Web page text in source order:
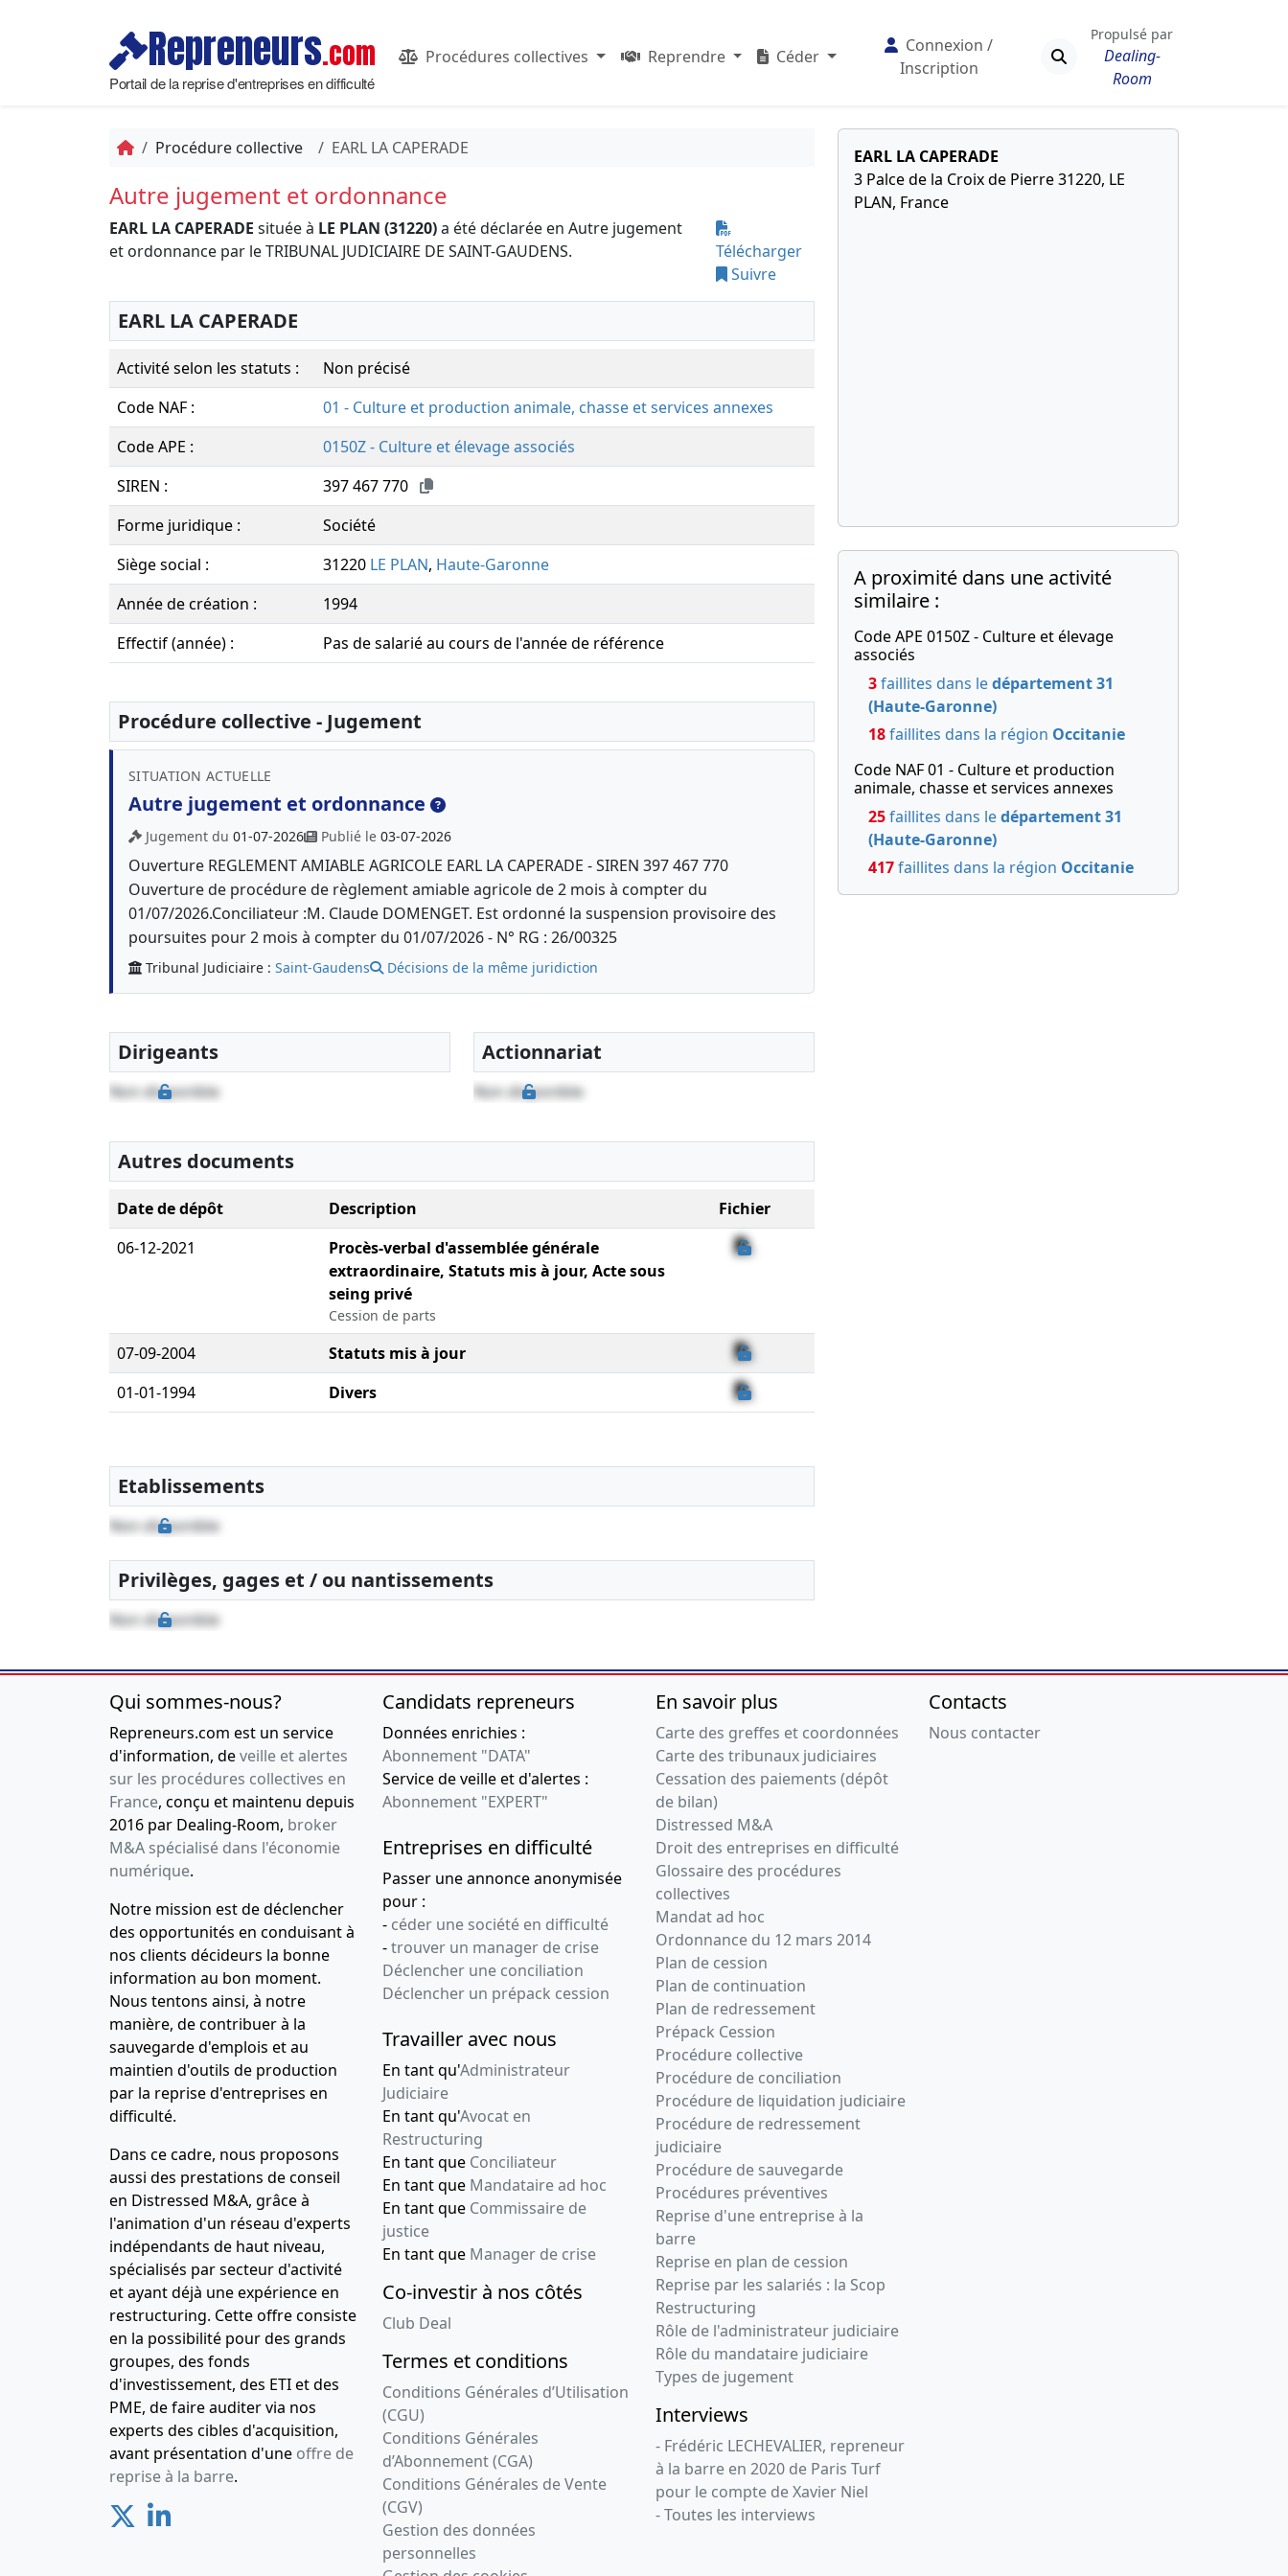
Repreneurs.com
Portail de la reprise d'entreprises en difficulté
Procédures collectives Reprendre Céder
Connexion /
Inscription
Propulsé par
Dealing-
Room
Procédure collective EARL LA CAPERADE
Autre jugement et ordonnance
EARL LA CAPERADE située à LE PLAN (31220)a été déclarée en Autre jugement
et ordonnance par le TRIBUNAL JUDICIAIRE DE SAINT-GAUDENS.
Télécharger
Suivre
EARL LA CAPERADE
Activité selon les statuts :
Non précisé
Code NAF :
01 - Culture et production animale, chasse et services annexes
Code APE :
0150Z - Culture et élevage associés
SIREN :
397 467 770
Forme juridique :
Société
Siège social :
31220 LE PLAN, Haute-Garonne
Année de création :
1994
Effectif (année) :
Pas de salarié au cours de l'année de référence
Procédure collective - Jugement
SITUATION ACTUELLE
Autre jugement et ordonnance
Jugement du 01-07-2026 Publié le 03-07-2026
Ouverture REGLEMENT AMIABLE AGRICOLE EARL LA CAPERADE - SIREN 397 467 770
Ouverture de procédure de règlement amiable agricole de 2 mois à compter du
01/07/2026.Conciliateur :M. Claude DOMENGET. Est ordonné la suspension provisoire des
poursuites pour 2 mois à compter du 01/07/2026 - N° RG : 26/00325
Tribunal Judiciaire : Saint-Gaudens Décisions de la même juridiction
Dirigeants
Non disponible
Actionnariat
Non disponible
Autres documents
Date de dépôt Description
Fichier
06-12-2021
Procès-verbal d'assemblée générale
extraordinaire, Statuts mis à jour, Acte sous
seing privé
Cession de parts
07-09-2004
Statuts mis à jour
01-01-1994
Divers
Etablissements
Non disponible
Privilèges, gages et / ou nantissements
Non disponible
EARL LA CAPERADE
3 Palce de la Croix de Pierre 31220, LE
PLAN, France
A proximité dans une activité
similaire :
Code APE 0150Z - Culture et élevage
associés
3faillites dans ledépartement 31
(Haute-Garonne)
18faillites dans la région Occitanie
Code NAF 01 - Culture et production
animale, chasse et services annexes
25faillites dans ledépartement 31
(Haute-Garonne)
417faillites dans la région Occitanie
Qui sommes-nous?
Repreneurs.com est un service
d'information, deveille et alertes
sur les procédures collectives en
France, conçu et maintenu depuis
2016 par Dealing-Room, broker
M&A spécialisé dans l'économie
numérique.
Notre mission est de déclencher
des opportunités en conduisant à
nos clients décideurs la bonne
information au bon moment.
Nous tentons ainsi, à notre
manière, de contribuer à la
sauvegarde d'emplois et au
maintien d'outils de production
par la reprise d'entreprises en
difficulté.
Dans ce cadre, nous proposons
aussi des prestations de conseil
en Distressed M&A, grâce à
l'animation d'un réseau d'experts
indépendants de haut niveau,
spécialisés par secteur d'activité
et ayant déjà une expérience en
restructuring. Cette offre consiste
en la possibilité pour des grands
groupes, des fonds
d'investissement, des ETI et des
PME, de faire auditer via nos
experts des cibles d'acquisition,
avant présentation d'une offre de
reprise à la barre.
Candidats repreneurs
Données enrichies :
Abonnement "DATA"
Service de veille et d'alertes :
Abonnement "EXPERT"
Entreprises en difficulté
Passer une annonce anonymisée
pour :
- céder une société en difficulté
-trouver un manager de crise
Déclencher une conciliation
Déclencher un prépack cession
Travailler avec nous
En tant qu'Administrateur
Judiciaire
En tant qu'Avocat en
Restructuring
En tant que Conciliateur
En tant que Mandataire ad hoc
En tant que Commissaire de
justice
En tant que Manager de crise
Co-investir à nos côtés
Club Deal
Termes et conditions
Conditions Générales d’Utilisation
(CGU)
Conditions Générales
d’Abonnement (CGA)
Conditions Générales de Vente
(CGV)
Gestion des données
personnelles
En savoir plus
Carte des greffes et coordonnées
Carte des tribunaux judiciaires
Cessation des paiements (dépôt
de bilan)
Distressed M&A
Droit des entreprises en difficulté
Glossaire des procédures
collectives
Mandat ad hoc
Ordonnance du 12 mars 2014
Plan de cession
Plan de continuation
Plan de redressement
Prépack Cession
Procédure collective
Procédure de conciliation
Procédure de liquidation judiciaire
Procédure de redressement
judiciaire
Procédure de sauvegarde
Procédures préventives
Reprise d'une entreprise à la
barre
Reprise en plan de cession
Reprise par les salariés : la Scop
Restructuring
Rôle de l'administrateur judiciaire
Rôle du mandataire judiciaire
Types de jugement
Interviews
- Frédéric LECHEVALIER, repreneur
à la barre en 2020 de Paris Turf
pour le compte de Xavier Niel
- Toutes les interviews
Contacts
Nous contacter